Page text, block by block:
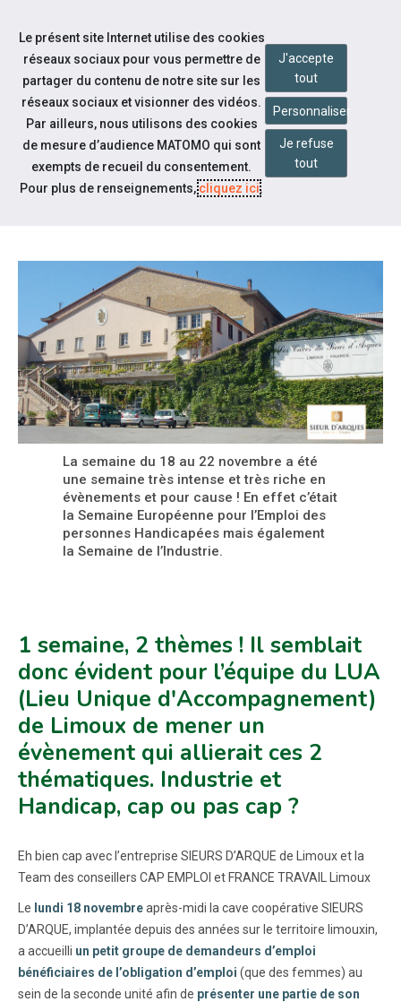
Aller au contenu
Notre actualité
VISITE DE LA CAVE SIEURS
La semaine du 18 au 22 novembre a été
une semaine très intense et très riche en
évènements et pour cause ! En effet c’était
la Semaine Européenne pour l’Emploi des
personnes Handicapées mais également
la Semaine de l’Industrie.
1 semaine, 2 thèmes ! Il semblait
donc évident pour l’équipe du LUA
(Lieu Unique d'Accompagnement)
de Limoux de mener un
évènement qui allierait ces 2
thématiques. Industrie et
Handicap, cap ou pas cap ?
Eh bien cap avec l’entreprise SIEURS D’ARQUE de Limoux et la
Team des conseillers CAP EMPLOI et FRANCE TRAVAIL Limoux
Le lundi 18 novembreaprès-midi la cave coopérative SIEURS
D’ARQUE, implantée depuis des années sur le territoire limouxin,
a accueilli un petit groupe de demandeurs d’emploi
bénéficiaires de l’obligation d’emploi (que des femmes) au
sein de la seconde unité afin de présenter une partie de son
Le présent site Internet utilise des cookies
réseaux sociaux pour vous permettre de
partager du contenu de notre site sur les
réseaux sociaux et visionner des vidéos.
Par ailleurs, nous utilisons des cookies
de mesure d’audience MATOMO qui sont
exempts de recueil du consentement.
Pour plus de renseignements,cliquez ici.
J'accepte
tout
Personnaliser
Je refuse
tout